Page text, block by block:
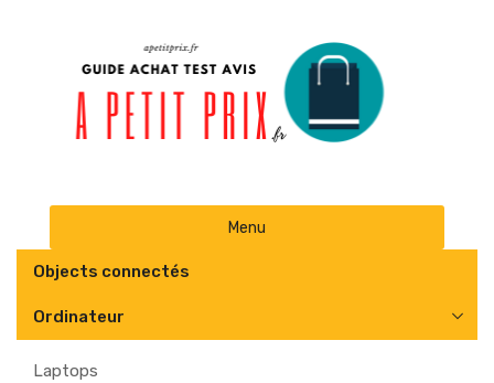
content
Menu
Objects connectés
Ordinateur
Laptops